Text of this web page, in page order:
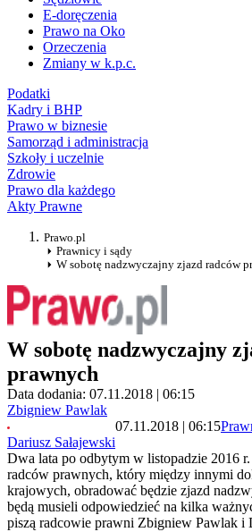
E-doręczenia
Prawo na Oko
Orzeczenia
Zmiany w k.p.c.
Podatki
Kadry i BHP
Prawo w biznesie
Samorząd i administracja
Szkoły i uczelnie
Zdrowie
Prawo dla każdego
Akty Prawne
Prawo.pl
Prawnicy i sądy
W sobotę nadzwyczajny zjazd radców
W sobotę nadzwyczajny
prawnych
Data dodania: 07.11.2018 | 06:15
Zbigniew Pawlak
Dariusz Sałajewski
07.11.2018 | 06:15
Dwa lata po odbytym w listopadzie 2016
radców prawnych, który między innymi
krajowych, obradować będzie zjazd
będą musieli odpowiedzieć na kilka
piszą radcowie prawni Zbigniew Pawlak i